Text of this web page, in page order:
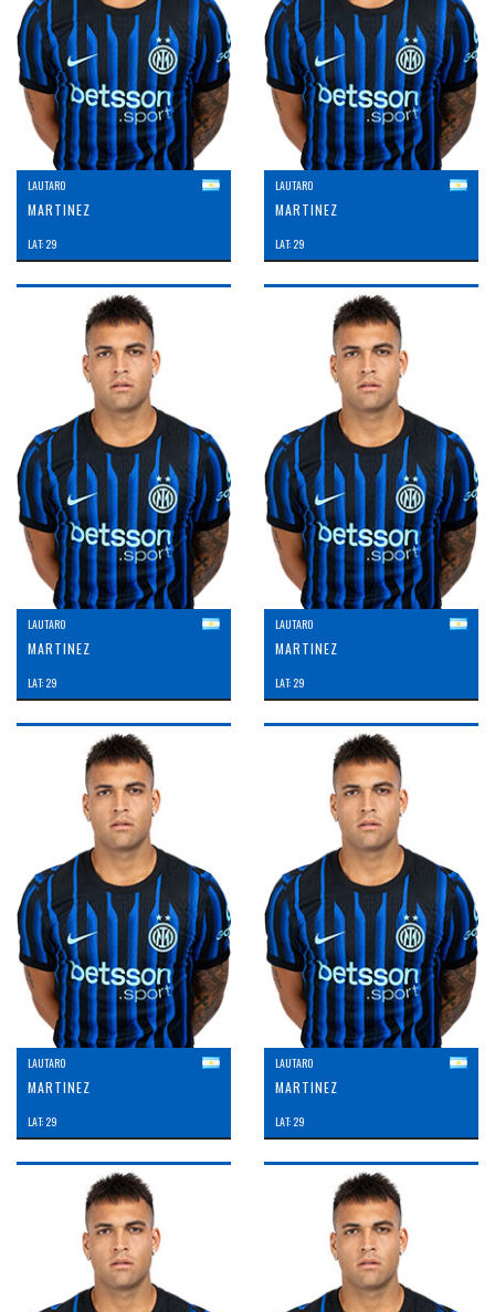
LAUTARO
MARTINEZ
LAT: 29
LAUTARO
MARTINEZ
LAT: 29
LAUTARO
MARTINEZ
LAT: 29
LAUTARO
MARTINEZ
LAT: 29
LAUTARO
MARTINEZ
LAT: 29
LAUTARO
MARTINEZ
LAT: 29